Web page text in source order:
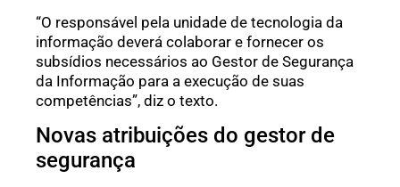
“O responsável pela unidade de tecnologia da
informação deverá colaborar e fornecer os
subsídios necessários ao Gestor de Segurança
da Informação para a execução de suas
competências”, diz o texto.
Novas atribuições do gestor de
segurança